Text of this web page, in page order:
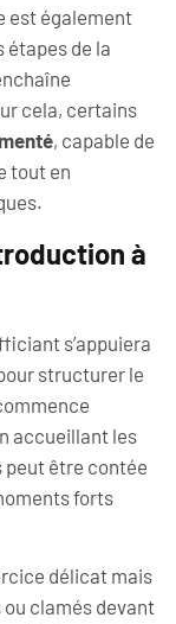
est également
étapes de la
cela, certains
, capable de
tout en
à
s’appuiera
structurer le
accueillant les
peut être contée
forts
délicat mais
clamés devant